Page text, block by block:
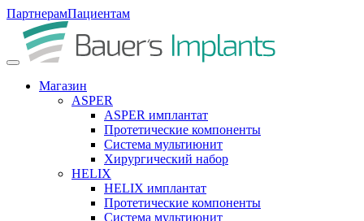
ПартнерамПациентам
Магазин
ASPER
ASPER имплантат
Протетические компоненты
Система мультиюнит
Хирургический набор
HELIX
HELIX имплантат
Протетические компоненты
Система мультиюнит